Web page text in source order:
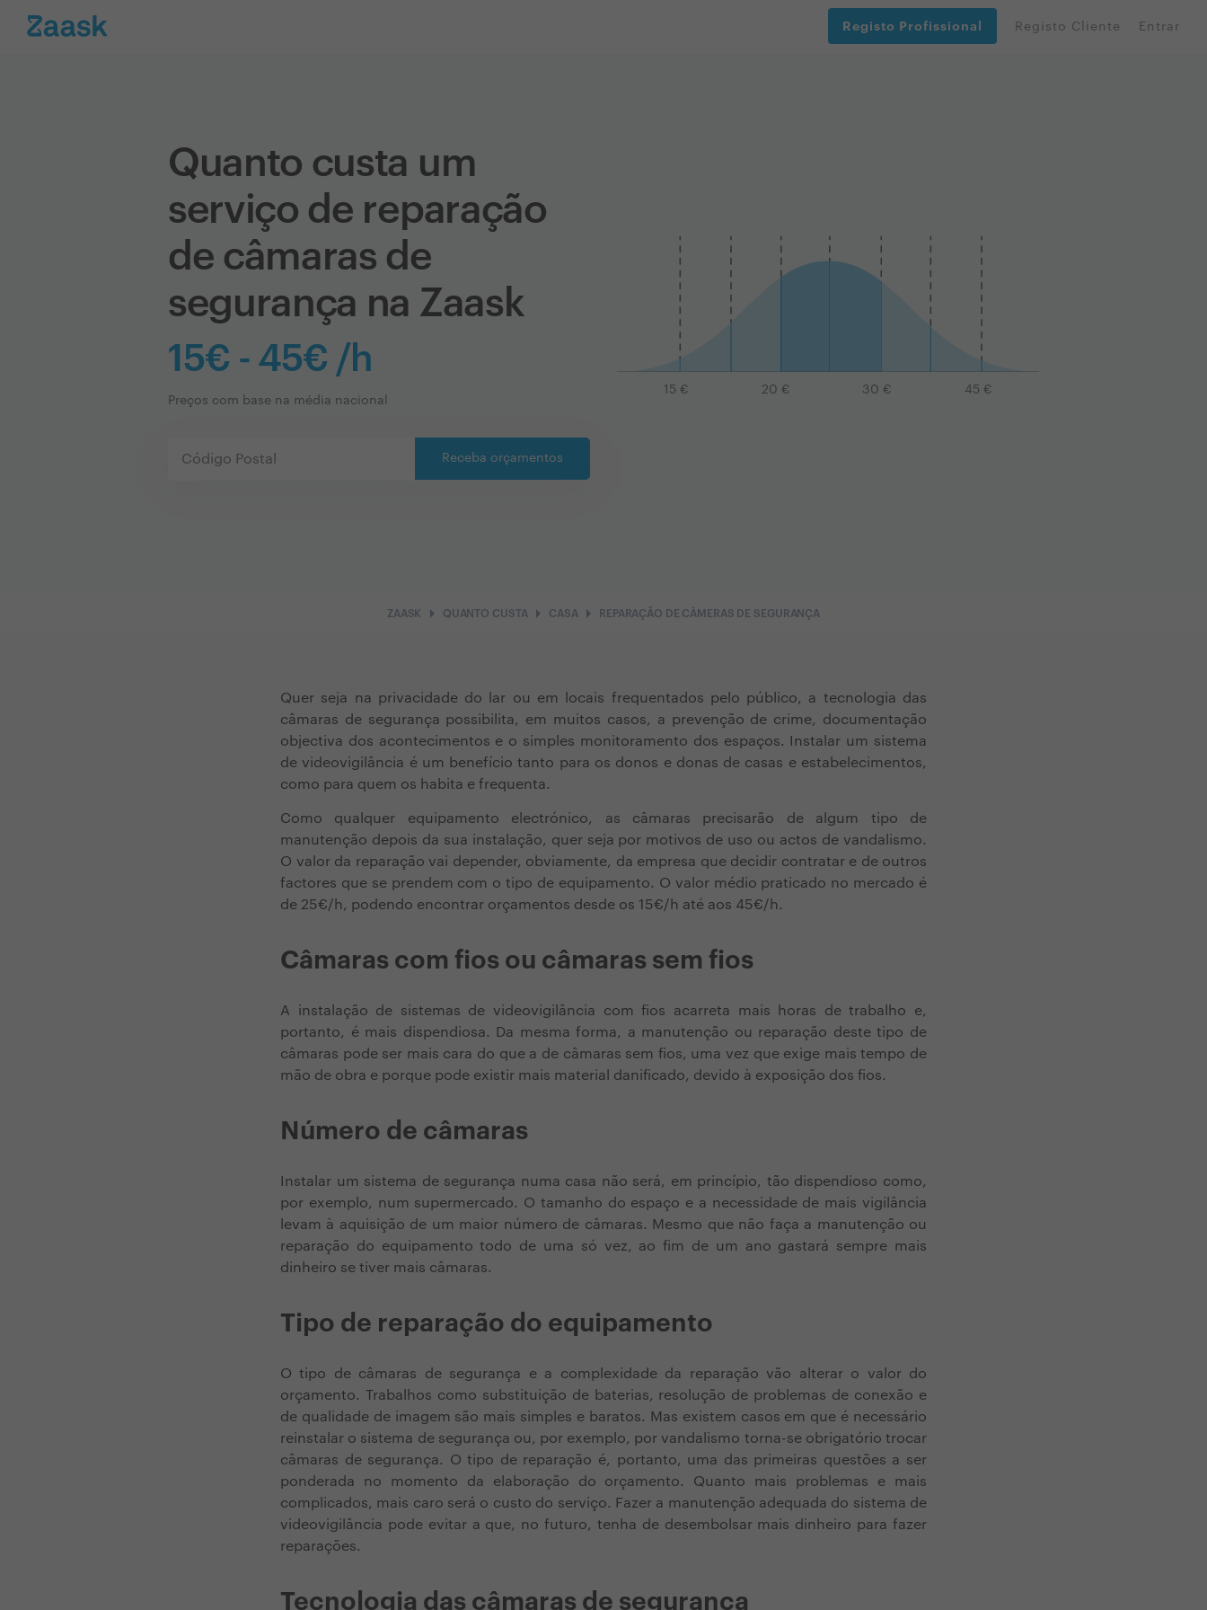
Registo Profissional Registo Cliente Entrar
Quanto custa um
serviço de reparação
de câmaras de
segurança na Zaask
15€ - 45€ /h
Preços com base na média nacional
Receba orçamentos
15 € 20 € 30 € 45 €
ZAASK arrow_right QUANTO CUSTAarrow_right CASAarrow_right REPARAÇÃO DE CÂMERAS DE SEGURANÇA
Quer seja na privacidade do lar ou em locais frequentados pelo público, a tecnologia das
câmaras de segurança possibilita, em muitos casos, a prevenção de crime, documentação
objectiva dos acontecimentos e o simples monitoramento dos espaços. Instalar um sistema
de videovigilância é um benefício tanto para os donos e donas de casas e estabelecimentos,
como para quem os habita e frequenta.
Como qualquer equipamento electrónico, as câmaras precisarão de algum tipo de
manutenção depois da sua instalação, quer seja por motivos de uso ou actos de vandalismo.
O valor da reparação vai depender, obviamente, da empresa que decidir contratar e de outros
factores que se prendem com o tipo de equipamento. O valor médio praticado no mercado é
de 25€/h, podendo encontrar orçamentos desde os 15€/h até aos 45€/h.
Câmaras com fios ou câmaras sem fios
A instalação de sistemas de videovigilância com fios acarreta mais horas de trabalho e,
portanto, é mais dispendiosa. Da mesma forma, a manutenção ou reparação deste tipo de
câmaras pode ser mais cara do que a de câmaras sem fios, uma vez que exige mais tempo de
mão de obra e porque pode existir mais material danificado, devido à exposição dos fios.
Número de câmaras
Instalar um sistema de segurança numa casa não será, em princípio, tão dispendioso como,
por exemplo, num supermercado. O tamanho do espaço e a necessidade de mais vigilância
levam à aquisição de um maior número de câmaras. Mesmo que não faça a manutenção ou
reparação do equipamento todo de uma só vez, ao fim de um ano gastará sempre mais
dinheiro se tiver mais câmaras.
Tipo de reparação do equipamento
O tipo de câmaras de segurança e a complexidade da reparação vão alterar o valor do
orçamento. Trabalhos como substituição de baterias, resolução de problemas de conexão e
de qualidade de imagem são mais simples e baratos. Mas existem casos em que é necessário
reinstalar o sistema de segurança ou, por exemplo, por vandalismo torna-se obrigatório trocar
câmaras de segurança. O tipo de reparação é, portanto, uma das primeiras questões a ser
ponderada no momento da elaboração do orçamento. Quanto mais problemas e mais
complicados, mais caro será o custo do serviço. Fazer a manutenção adequada do sistema de
videovigilância pode evitar a que, no futuro, tenha de desembolsar mais dinheiro para fazer
reparações.
Tecnologia das câmaras de segurança